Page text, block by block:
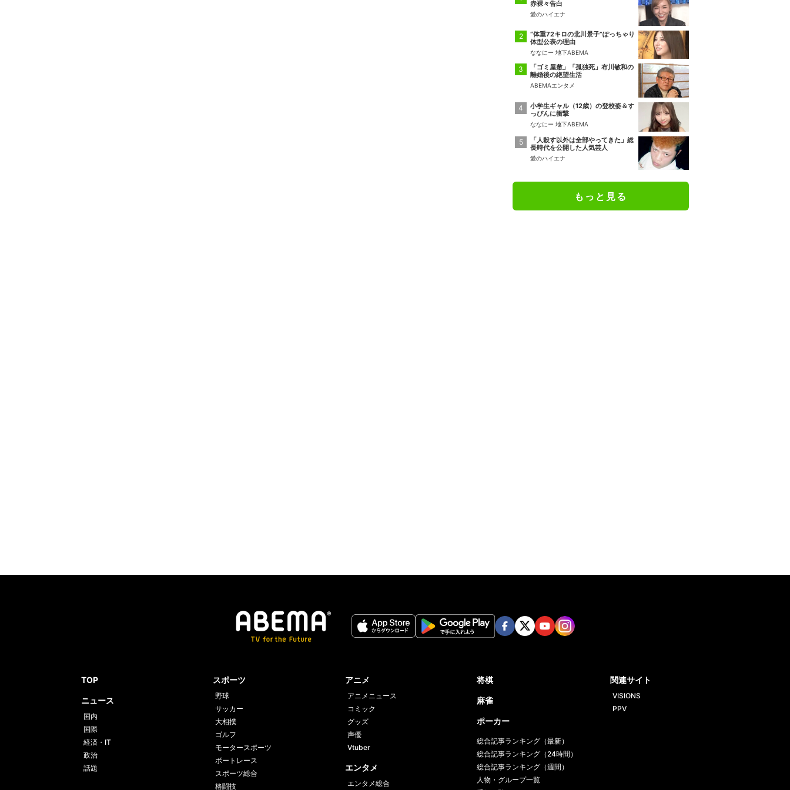
赤裸々告白
愛のハイエナ
“体重72キロの北川景子”ぽっちゃり
体型公表の理由
ななにー 地下ABEMA
「ゴミ屋敷」「孤独死」布川敏和の
離婚後の絶望生活
ABEMAエンタメ
小学生ギャル（12歳）の登校姿＆す
っぴんに衝撃
ななにー 地下ABEMA
「人殺す以外は全部やってきた」総
長時代を公開した人気芸人
愛のハイエナ
もっと見る
TOP
ニュース
国内
国際
経済・IT
政治
話題
スポーツ
野球
サッカー
大相撲
ゴルフ
モータースポーツ
ボートレース
スポーツ総合
格闘技
アニメ
アニメニュース
コミック
グッズ
声優
Vtuber
エンタメ
エンタメ総合
将棋
麻雀
ポーカー
総合記事ランキング（最新）
総合記事ランキング（24時間）
総合記事ランキング（週間）
人物・グループ一覧
関連サイト
VISIONS
PPV